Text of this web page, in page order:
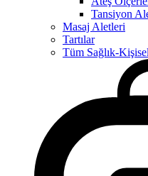
Tansiyon
Masaj Aletleri
Tartılar
Tüm Sağlık-